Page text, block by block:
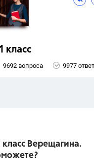
класс
9692 вопроса 9977
Верещагина.